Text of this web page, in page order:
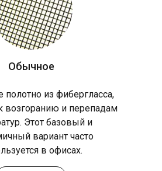
Обычное
полотно из фибергласса,
возгоранию и перепадам
Этот базовый и
вариант часто
в офисах.